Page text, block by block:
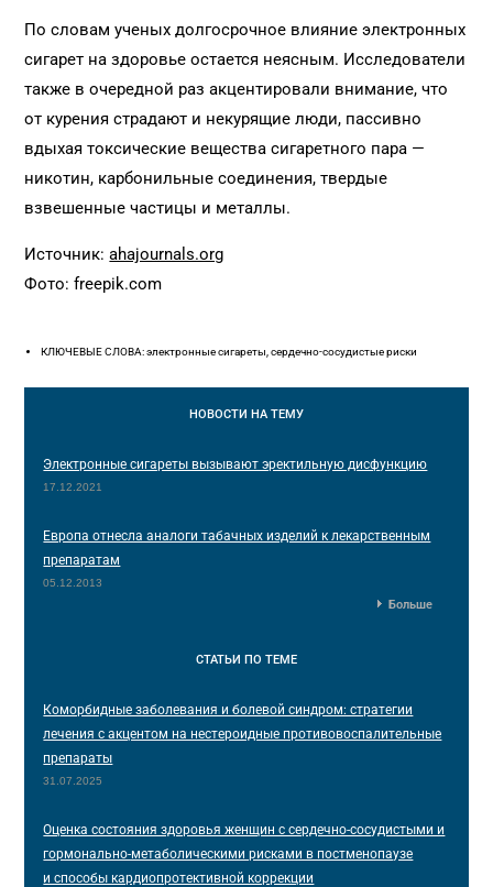
По словам ученых долгосрочное влияние электронных
сигарет на здоровье остается неясным. Исследователи
также в очередной раз акцентировали внимание, что
от курения страдают и некурящие люди, пассивно
вдыхая токсические вещества сигаретного пара —
никотин, карбонильные соединения, твердые
взвешенные частицы и металлы.
Источник:ahajournals.org
Фото: freepik.com
КЛЮЧЕВЫЕ СЛОВА: электронные сигареты, сердечно-сосудистые риски
НОВОСТИ НА ТЕМУ
Электронные сигареты вызывают эректильную дисфункцию
17.12.2021
Европа отнесла аналоги табачных изделий к лекарственным
препаратам
05.12.2013
Больше
СТАТЬИ ПО ТЕМЕ
Коморбидные заболевания и болевой синдром: стратегии
лечения с акцентом на нестероидные противовоспалительные
препараты
31.07.2025
Оценка состояния здоровья женщин с сердечно-сосудистыми и
гормонально-метаболическими рисками в постменопаузе
и способы кардиопротективной коррекции